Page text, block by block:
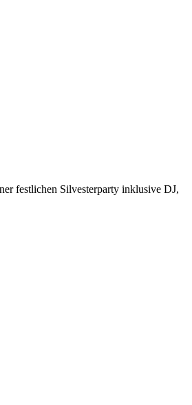
festlichen Silvesterparty inklusive DJ,